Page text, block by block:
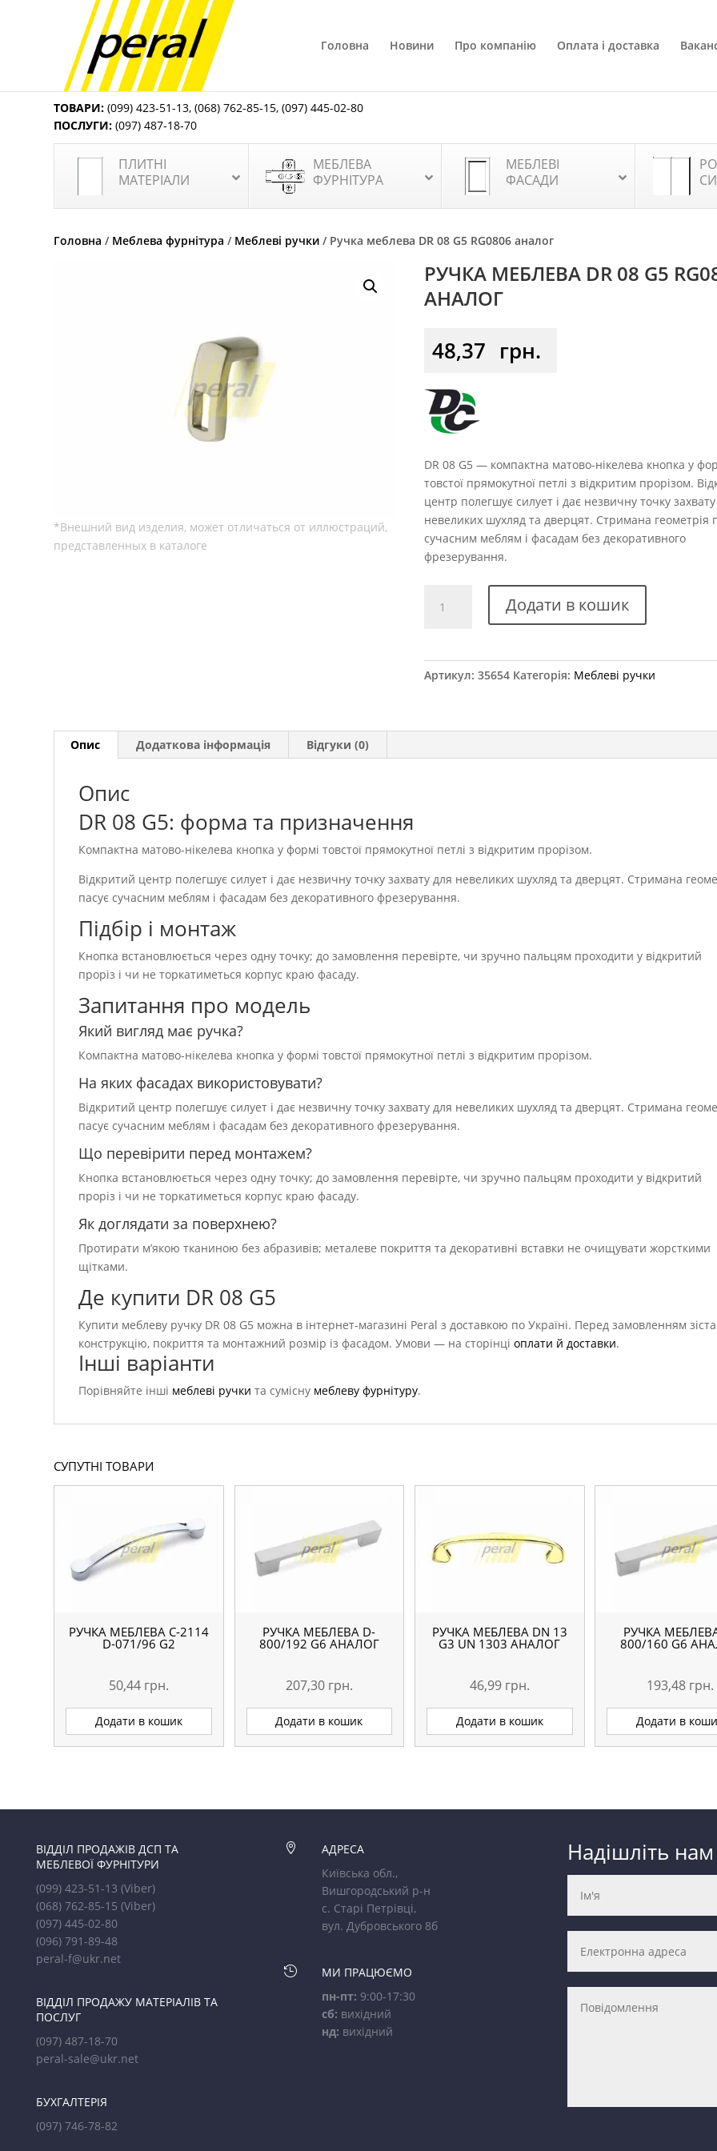
Головна Новини Про компанію Оплата і доставка
ТОВАРИ: (099) 423-51-13,(068) 762-85-15,(097) 445-02-80
ПОСЛУГИ: (097) 487-18-70
ПЛИТНІ
МАТЕРІАЛИ
МЕБЛЕВА
ФУРНІТУРА
МЕБЛЕВІ
ФАСАДИ
Головна / Меблева фурнітура / Меблеві ручки / Ручка меблева DR 08 G5 RG0806 аналог
РУЧКА МЕБЛЕВА DR 08 G5
АНАЛОГ
48,37 грн.
DR 08 G5 — компактна матово-нікелева кнопка у
товстої прямокутної петлі з відкритим прорізом.
центр полегшує силует і дає незвичну точку
невеликих шухляд та дверцят. Стримана геометрія
сучасним меблям і фасадам без декоративного
фрезерування.
меблева
RG0806
Додати в кошик
Артикул:35654 Категорія: Меблеві ручки
Опис Додаткова інформація Відгуки (0)
Опис
DR 08 G5: форма та призначення
Компактна матово-нікелева кнопка у формі товстої прямокутної петлі з відкритим прорізом.
Відкритий центр полегшує силует і дає незвичну точку захвату для невеликих шухляд та дверцят. Стримана
пасує сучасним меблям і фасадам без декоративного фрезерування.
Підбір і монтаж
Кнопка встановлюється через одну точку; до замовлення перевірте, чи зручно пальцям проходити у відкритий
проріз і чи не торкатиметься корпус краю фасаду.
Запитання про модель
Який вигляд має ручка?
Компактна матово-нікелева кнопка у формі товстої прямокутної петлі з відкритим прорізом.
На яких фасадах використовувати?
Відкритий центр полегшує силует і дає незвичну точку захвату для невеликих шухляд та дверцят. Стримана
пасує сучасним меблям і фасадам без декоративного фрезерування.
Що перевірити перед монтажем?
Кнопка встановлюється через одну точку; до замовлення перевірте, чи зручно пальцям проходити у відкритий
проріз і чи не торкатиметься корпус краю фасаду.
Як доглядати за поверхнею?
Протирати м’якою тканиною без абразивів; металеве покриття та декоративні вставки не очищувати жорсткими
щітками.
Де купити DR 08 G5
Купити меблеву ручку DR 08 G5 можна в інтернет-магазині Peral з доставкою по Україні. Перед замовленням
конструкцію, покриття та монтажний розмір із фасадом. Умови — на сторінціоплати й доставки.
Інші варіанти
Порівняйте інші меблеві ручки та сумісну меблеву фурнітуру.
СУПУТНІ ТОВАРИ
РУЧКА МЕБЛЕВА С-2114
D-071/96 G2
50,44 грн.
Додати в кошик
РУЧКА МЕБЛЕВА D-
800/192 G6 АНАЛОГ
207,30 грн.
Додати в кошик
РУЧКА МЕБЛЕВА DN 13
G3 UN 1303 АНАЛОГ
46,99 грн.
Додати в кошик
РУЧКА
800/160 G6
193,48 грн.
Додати в
ВІДДІЛ ПРОДАЖІВ ДСП ТА
МЕБЛЕВОЇ ФУРНІТУРИ
(099) 423-51-13(Viber)
(068) 762-85-15(Viber)
(097) 445-02-80
(096) 791-89-48
peral-f@ukr.net
ВІДДІЛ ПРОДАЖУ МАТЕРІАЛІВ ТА
ПОСЛУГ
(097) 487-18-70
peral-sale@ukr.net
БУХГАЛТЕРІЯ
(097) 746-78-82

АДРЕСА
Київська обл.,
Вишгородський р-н
с. Старі Петрівці,
вул. Дубровського 8б

МИ ПРАЦЮЄМО
пн-пт: 9:00-17:30
сб: вихідний
нд: вихідний
Надішліть